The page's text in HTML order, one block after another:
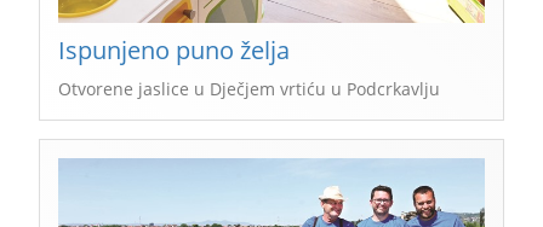
Ispunjeno puno želja
Otvorene jaslice u Dječjem vrtiću u Podcrkavlju